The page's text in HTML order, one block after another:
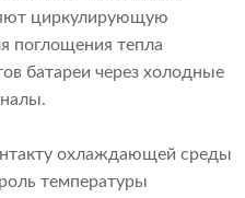
циркулирующую
тепла
батареи через холодные
охлаждающей среды
температуры